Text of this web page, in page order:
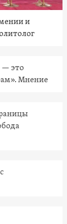
и
— это
Мнение